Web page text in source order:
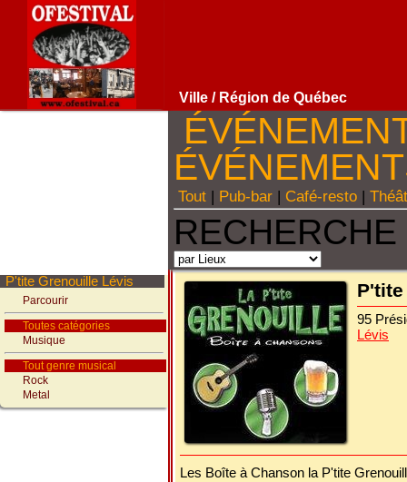
Ville / Région de Québec
P'tite Grenouille Lévis
Parcourir
Toutes catégories
Musique
Tout genre musical
Rock
Metal
Tout | Pub-bar | Café-resto |
95
Lévis
Les Boîte à Chanson la P'tite